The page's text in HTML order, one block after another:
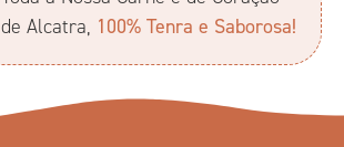
de Alcatra, 100% Tenra e Saborosa!